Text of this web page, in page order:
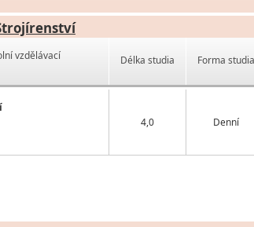
vzdělávací Délka studia Forma studia
4,0 Denní